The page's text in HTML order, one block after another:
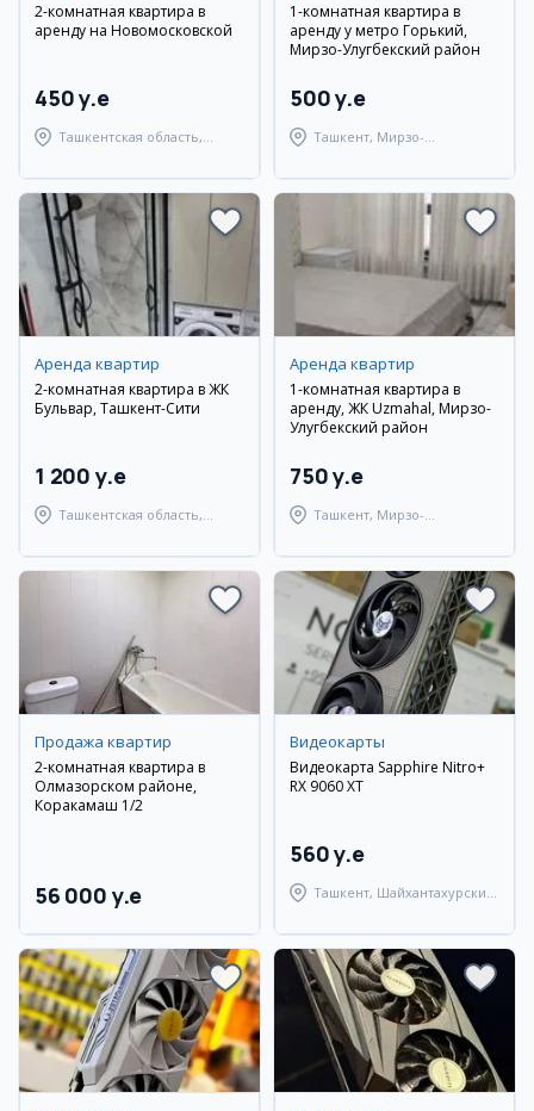
2-комнатная квартира в
аренду на Новомосковской
450 y.e
Ташкентская область,
1-комнатная квартира в
аренду у метро Горький,
Мирзо-Улугбекский район
500 y.e
Ташкент, Мирзо-
Аренда квартир
2-комнатная квартира в ЖК
Бульвар, Ташкент-Сити
1 200 y.e
Ташкентская область,
Аренда квартир
1-комнатная квартира в
аренду, ЖК Uzmahal, Мирзо-
Улугбекский район
750 y.e
Ташкент, Мирзо-
Продажа квартир
2-комнатная квартира в
Олмазорском районе,
Коракамаш 1/2
56 000 y.e
Видеокарты
Видеокарта Sapphire Nitro+
RX 9060 XT
560 y.e
Ташкент, Шайхантахурский